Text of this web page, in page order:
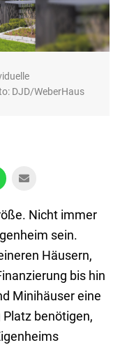
DJD/WeberHaus
Nicht immer
sein.
Häusern,
bis hin
Minihäuser eine
benötigen,